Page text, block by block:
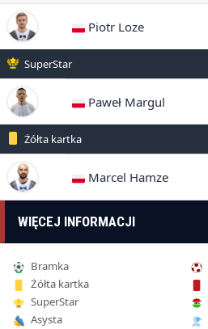
Piotr Loze
SuperStar
Paweł Margul
Żółta kartka
Marcel Hamze
WIĘCEJ INFORMACJI
Bramka
Żółta kartka
SuperStar
Asysta